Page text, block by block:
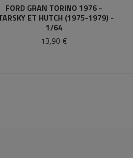
FORD GRAN TORINO 1976 -
ET HUTCH (1975-1979) -
1/64
13,90 €